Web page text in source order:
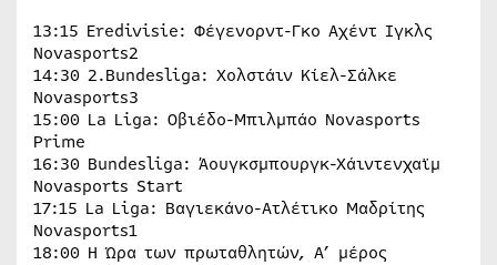
13:15 Eredivisie: Φέγενορντ-Γκο Αχέντ Ιγκλς
Novasports2
14:30 2.Bundesliga: Χολστάιν Κίελ-Σάλκε
Novasports3
15:00 La Liga: Οβιέδο-Μπιλμπάο Novasports
Prime
16:30 Bundesliga: Άουγκσμπουργκ-Χάιντενχαϊμ
Novasports Start
17:15 La Liga: Βαγιεκάνο-Ατλέτικο Μαδρίτης
Novasports1
18:00 H Ώρα των πρωταθλητών, Α’ μέρος